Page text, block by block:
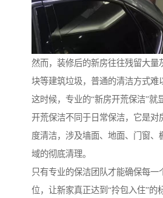
然而，装修后的新房往往残留大量
块等建筑垃圾，普通的清洁方式难
这时候，专业的“新房开荒保洁”就
开荒保洁不同于日常保洁，它是对
度清洁，涉及墙面、地面、门窗、
域的彻底清理。
只有专业的保洁团队才能确保每一
位，让新家真正达到“拎包入住”的